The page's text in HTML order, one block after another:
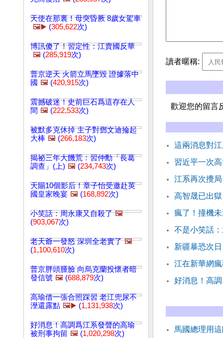
天使在那裏！母突昏厥 8歲女駕車
🖼️▶️ (305,622次)
博訊傻了！習定性：江賣國反華
🖼️ (285,919次)
普京逆天 火箭立馬墜毀 證據落中
國 🖼️ (420,915次)
震撼破迷！史前巨石爲這存在人
間 🖼️ (222,533次)
被默多克休掉 主子對鄧文迪掄起
大棒 🖼️ (266,183次)
揭祕三年大饑荒：習仲勳「長葛
調查」(上) 🖼️ (234,743次)
天賜10個影后！章子怡受邀赴英
國皇家晚宴 🖼️ (168,892次)
小笑話：周永康又自殺了 🖼️
(903,067次)
老天爺一發怒 深圳全老實了 🖼️
(1,100,610次)
普京胖頭腫臉 向烏克蘭投懷者暗
發信號 🖼️ (688,879次)
高瑜借一張合照踩習 老江兜尿不
溼還露點 🖼️▶️ (1,131,938次)
好消息！高調爲江系發聲的高瑜
被刑事拘留 🖼️ (1,020,298次)
讀者暱稱:
歡迎您的留言
這兩消息對
習近平一次
江系再次攪
高智晟已出
瘋了！撞機
不是小笑話
新疆暴恐次
江在新華網
好消息！高
馬國總理用